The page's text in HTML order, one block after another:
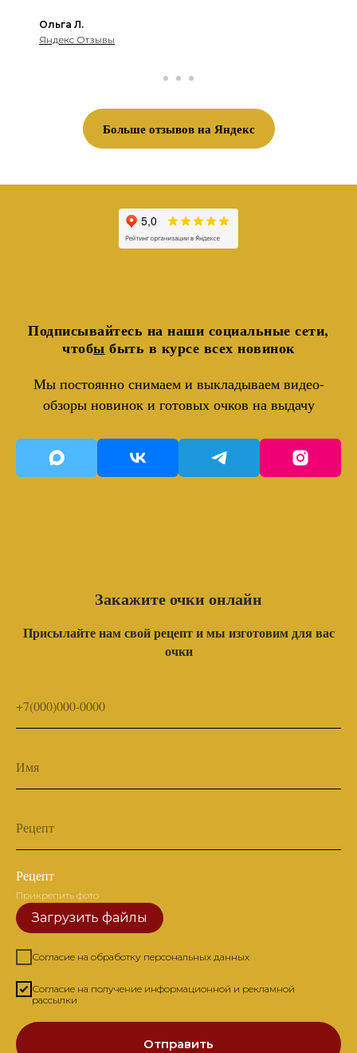
Ольга Л.
Яндекс Отзывы
Больше отзывов на Яндекс
Подписывайтесь на наши социальные сети,
чтобы быть в курсе всех новинок
Мы постоянно снимаем и выкладываем видео-
обзоры новинок и готовых очков на выдачу
Закажите очки онлайн
Присылайте нам свой рецепт и мы изготовим для вас
очки
+7(000)000-0000
Имя
Рецепт
Рецепт
Прикрепить фото
Загрузить файлы
Согласие на обработку персональных данных
Согласие на получение информационной и рекламной
рассылки
Отправить